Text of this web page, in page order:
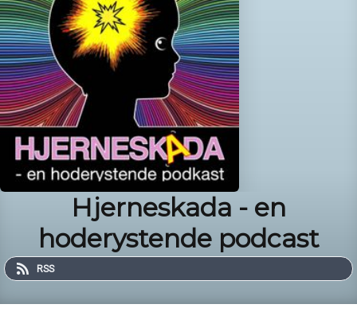
Hjerneskada - en
hoderystende podcast
RSS